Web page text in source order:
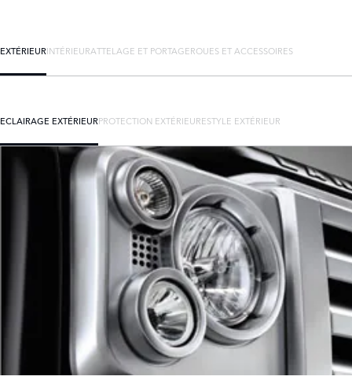
EXTÉRIEURINTÉRIEURATTELAGE ET PORTAGEROUES ET ACCESSOIRES
ECLAIRAGE EXTÉRIEURPROTECTION EXTÉRIEURESTYLE EXTÉRIEUR